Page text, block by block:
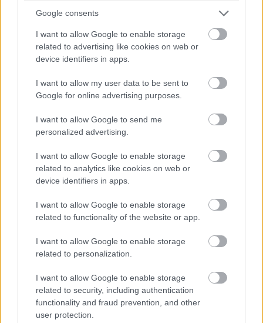
Google consents
I want to allow Google to enable storage
related to advertising like cookies on web or
device identifiers in apps.
I want to allow my user data to be sent to
Google for online advertising purposes.
I want to allow Google to send me
personalized advertising.
I want to allow Google to enable storage
related to analytics like cookies on web or
device identifiers in apps.
I want to allow Google to enable storage
related to functionality of the website or app.
I want to allow Google to enable storage
related to personalization.
I want to allow Google to enable storage
related to security, including authentication
functionality and fraud prevention, and other
user protection.
Αποτελεί την ιδανική βόλτα και μάλιστα σε τόσο
κοντινή απόσταση από την Αθήνα. Οκαταρράκτης
Βαλανάρη, που δεν είναι γνωστός σε πολύ κόσμο
και αποτελεί ένα μικρό μυστικό της περιοχής
βρίσκεται στην πλαγιά τηςΠεντέληςστην περιοχή
Ντράφι-Καλλιθέακαι έχει ύψος περίπου 5-6
μέτρα. Αποτελεί μια πραγματική όαση εντός αστικής